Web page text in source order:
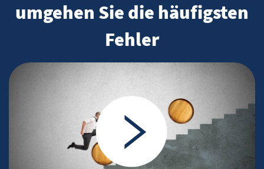
umgehen Sie die häufigsten
Fehler